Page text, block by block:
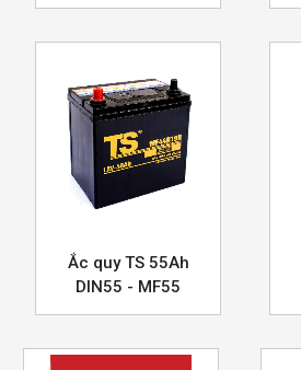
Ắc quy TS 55Ah
DIN55 - MF55